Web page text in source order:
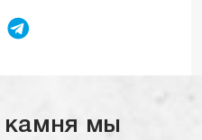
камня мы